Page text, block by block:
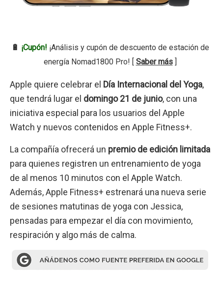
🔋 ¡Cupón! ¡Análisis y cupón de descuento de estación de
energía Nomad1800 Pro! [ Saber más]
Apple quiere celebrar el Día Internacional del Yoga,
que tendrá lugar el domingo 21 de junio, con una
iniciativa especial para los usuarios del Apple
Watch y nuevos contenidos en Apple Fitness+.
La compañía ofrecerá un premio de edición limitada
para quienes registren un entrenamiento de yoga
de al menos 10 minutos con el Apple Watch.
Además, Apple Fitness+ estrenará una nueva serie
de sesiones matutinas de yoga con Jessica,
pensadas para empezar el día con movimiento,
respiración y algo más de calma.